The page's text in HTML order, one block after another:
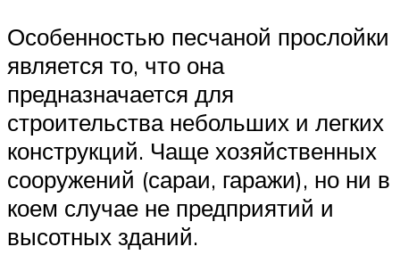
Особенностью песчаной прослойки
является то, что она
предназначается для
строительства небольших и легких
конструкций. Чаще хозяйственных
сооружений (сараи, гаражи), но ни в
коем случае не предприятий и
высотных зданий.